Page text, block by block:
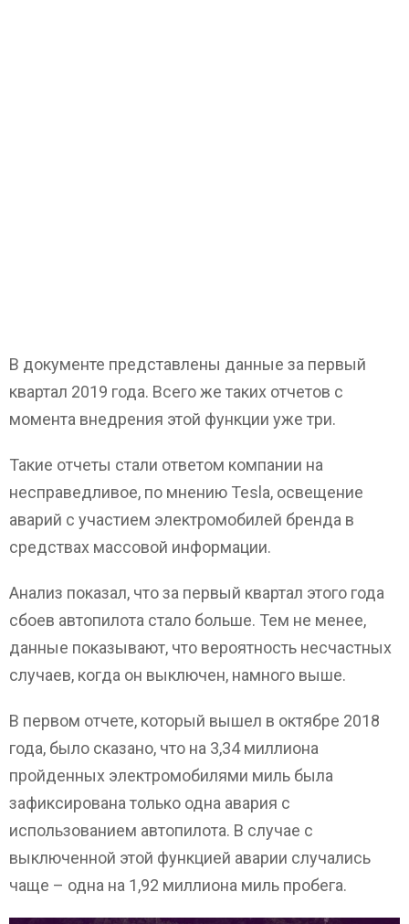
В документе представлены данные за первый
квартал 2019 года. Всего же таких отчетов с
момента внедрения этой функции уже три.
Такие отчеты стали ответом компании на
несправедливое, по мнению Tesla, освещение
аварий с участием электромобилей бренда в
средствах массовой информации.
Анализ показал, что за первый квартал этого года
сбоев автопилота стало больше. Тем не менее,
данные показывают, что вероятность несчастных
случаев, когда он выключен, намного выше.
В первом отчете, который вышел в октябре 2018
года, было сказано, что на 3,34 миллиона
пройденных электромобилями миль была
зафиксирована только одна авария с
использованием автопилота. В случае с
выключенной этой функцией аварии случались
чаще – одна на 1,92 миллиона миль пробега.